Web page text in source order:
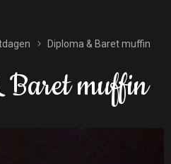
Diploma & Baret muffin
muffin